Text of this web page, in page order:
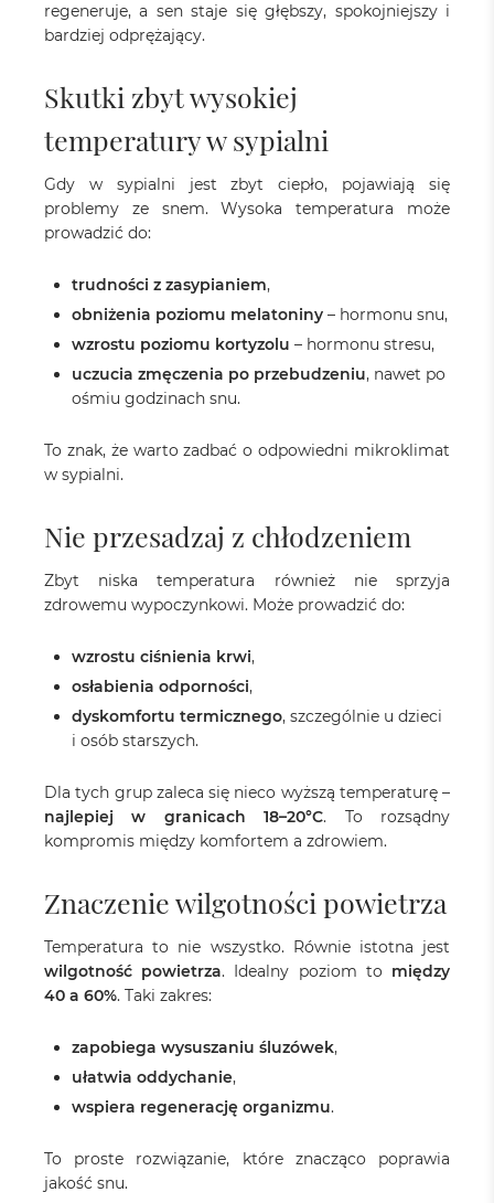
regeneruje, a sen staje się głębszy, spokojniejszy i
bardziej odprężający.
Skutki zbyt wysokiej
temperatury w sypialni
Gdy w sypialni jest zbyt ciepło, pojawiają się
problemy ze snem. Wysoka temperatura może
prowadzić do:
trudności z zasypianiem,
obniżenia poziomu melatoniny – hormonu snu,
wzrostu poziomu kortyzolu – hormonu stresu,
uczucia zmęczenia po przebudzeniu, nawet po
ośmiu godzinach snu.
To znak, że warto zadbać o odpowiedni mikroklimat
w sypialni.
Nie przesadzaj z chłodzeniem
Zbyt niska temperatura również nie sprzyja
zdrowemu wypoczynkowi. Może prowadzić do:
wzrostu ciśnienia krwi,
osłabienia odporności,
dyskomfortu termicznego, szczególnie u dzieci
i osób starszych.
Dla tych grup zaleca się nieco wyższą temperaturę –
najlepiej w granicach 18–20°C. To rozsądny
kompromis między komfortem a zdrowiem.
Znaczenie wilgotności powietrza
Temperatura to nie wszystko. Równie istotna jest
wilgotność powietrza. Idealny poziom to między
40 a 60%. Taki zakres:
zapobiega wysuszaniu śluzówek,
ułatwia oddychanie,
wspiera regenerację organizmu.
To proste rozwiązanie, które znacząco poprawia
jakość snu.